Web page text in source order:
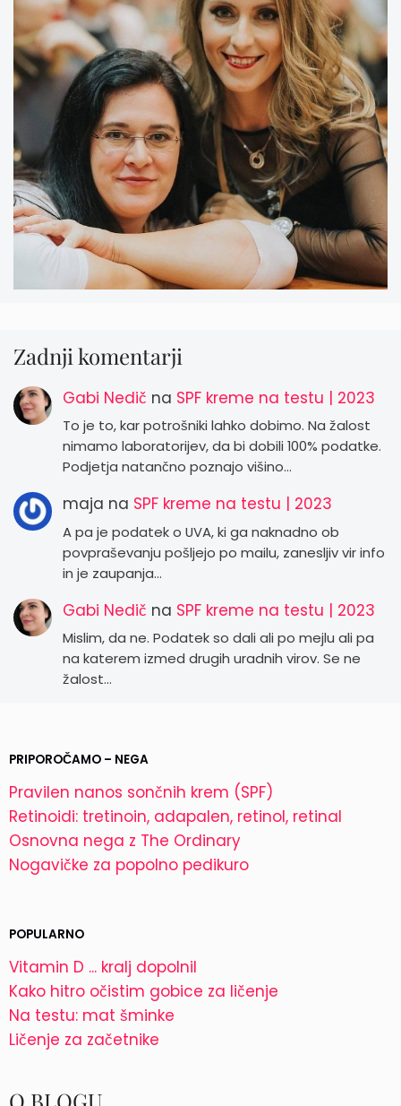
Zadnji komentarji
Gabi Nedič na SPF kreme na testu | 2023
To je to, kar potrošniki lahko dobimo. Na žalost
nimamo laboratorijev, da bi dobili 100% podatke.
Podjetja natančno poznajo višino…
maja na SPF kreme na testu | 2023
A pa je podatek o UVA, ki ga naknadno ob
povpraševanju pošljejo po mailu, zanesljiv vir info
in je zaupanja…
Gabi Nedič na SPF kreme na testu | 2023
Mislim, da ne. Podatek so dali ali po mejlu ali pa
na katerem izmed drugih uradnih virov. Se ne
žalost…
PRIPOROČAMO – NEGA
Pravilen nanos sončnih krem (SPF)
Retinoidi: tretinoin, adapalen, retinol, retinal
Osnovna nega z The Ordinary
Nogavičke za popolno pedikuro
POPULARNO
Vitamin D ... kralj dopolnil
Kako hitro očistim gobice za ličenje
Na testu: mat šminke
Ličenje za začetnike